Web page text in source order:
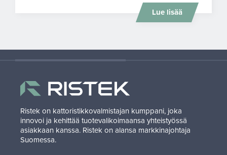
Lue lisää
Ristek on kattoristikkovalmistajan kumppani, joka
innovoi ja kehittää tuotevalikoimaansa yhteistyössä
asiakkaan kanssa. Ristek on alansa markkinajohtaja
Suomessa.